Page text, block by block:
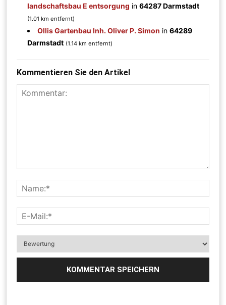
landschaftsbau E entsorgung in64287 Darmstadt
(1.01 km entfernt)
Ollis Gartenbau Inh. Oliver P. Simon in64289
Darmstadt (1.14 km entfernt)
Kommentieren Sie den Artikel